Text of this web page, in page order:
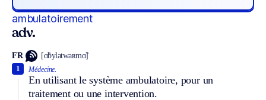
ambulatoirement
adv.
FR [ɑ̃bylatwaʀmɑ̃]
Médecine.
En utilisant le système ambulatoire, pour un
traitement ou une intervention.
1